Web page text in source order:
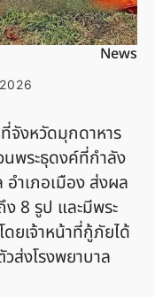
News
ที่จังหวัดมุกดาหาร
พระธุดงค์ที่กำลัง
ำเภอเมือง ส่งผล
8 รูป และมีพระ
ยเจ้าหน้าที่กู้ภัยได้
วส่งโรงพยาบาล